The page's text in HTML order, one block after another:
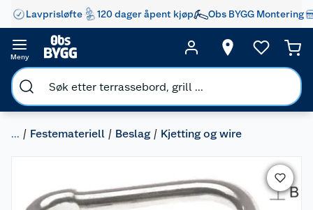
Lavprisløfte 120 dager åpent kjøp Obs BYGG Montering
Meny
... Festemateriell Beslag Kjetting og wire